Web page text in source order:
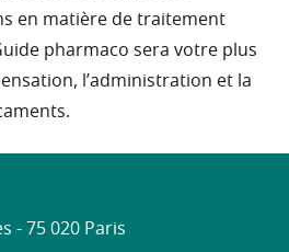
en matière de traitement
pharmaco sera votre plus
l’administration et la
- 75 020 Paris